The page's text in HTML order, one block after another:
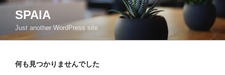
コ
ン
SPAIA
Just another WordPress site
何も見つかりませんでした